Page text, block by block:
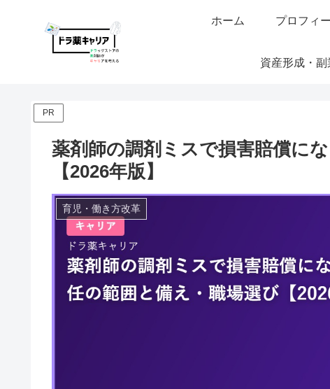
ホーム プロフィ
資産形成・副
PR
薬剤師の調剤ミスで損害賠償に
【2026年版】
育児・働き方改革